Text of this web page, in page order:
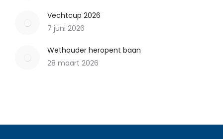
Vechtcup 2026
7 juni 2026
Wethouder heropent baan
28 maart 2026